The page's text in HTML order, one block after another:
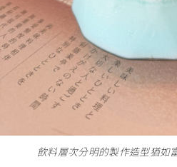
飲料層次分明的製作造型猶